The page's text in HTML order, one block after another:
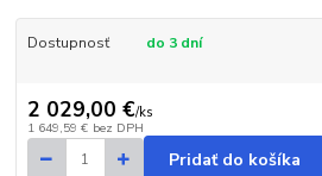
Dostupnosť do 3 dní
2 029,00 €/ks
1 649,59 € bez DPH
Pridať do košíka